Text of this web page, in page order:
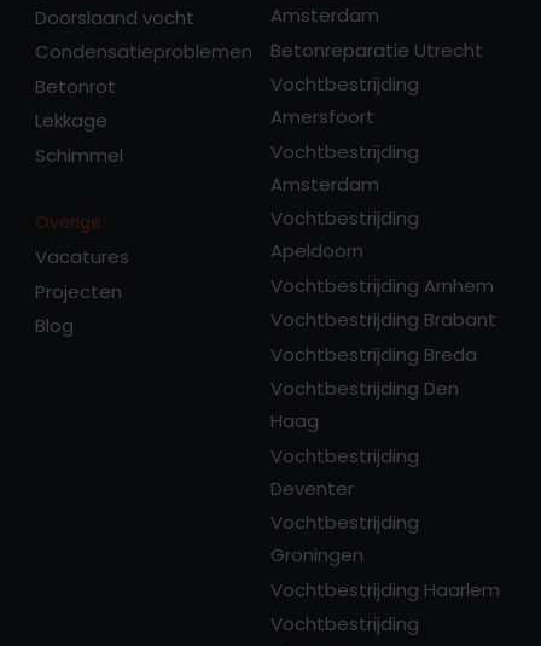
Doorslaand vocht
Condensatieproblemen
Betonrot
Lekkage
Schimmel
Overige:
Vacatures
Projecten
Blog
Amsterdam
Betonreparatie Utrecht
Vochtbestrijding
Amersfoort
Vochtbestrijding
Amsterdam
Vochtbestrijding
Apeldoorn
Vochtbestrijding Arnhem
Vochtbestrijding Brabant
Vochtbestrijding Breda
Vochtbestrijding Den
Haag
Vochtbestrijding
Deventer
Vochtbestrijding
Groningen
Vochtbestrijding Haarlem
Vochtbestrijding